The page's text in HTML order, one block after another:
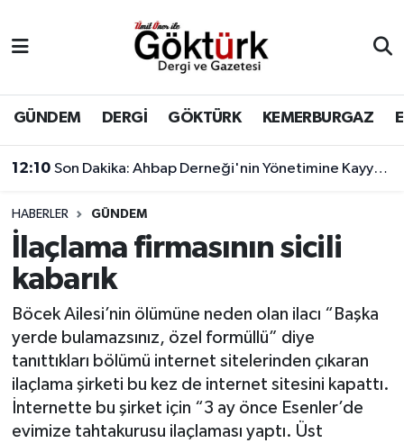
GÜNDEM DERGİ GÖKTÜRK KEMERBURGAZ
12:10 Son Dakika: Ahbap Derneği'nin Yönetimine Kayyum Atandı
HABERLER GÜNDEM
İlaçlama firmasının sicili
kabarık
Böcek Ailesi’nin ölümüne neden olan ilacı “Başka
yerde bulamazsınız, özel formüllü” diye
tanıttıkları bölümü internet sitelerinden çıkaran
ilaçlama şirketi bu kez de internet sitesini kapattı.
İnternette bu şirket için “3 ay önce Esenler’de
evimize tahtakurusu ilaçlaması yaptı. Üst
BİLİM
DERGİ
DÜNYA
EĞİTİM
GÖKTÜRK
GÜNDEM
KEMERBURGAZ
Eyüpsultan Hava Durumu
Eyüpsultan Trafik Yoğunluk Haritası
Süper Lig Puan Durumu ve Fikstür
Tüm Manşetler
Son Dakika Haberleri